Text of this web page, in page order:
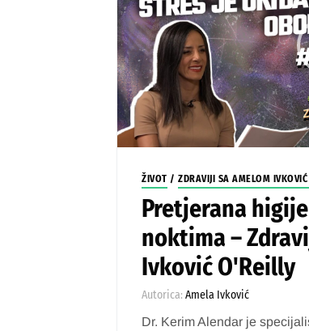
ŽIVOT /ZDRAVIJI SA AMELOM
Pretjerana
noktima –
Ivković O'Reilly
Autorica:Amela Ivković
Dr. Kerim Alendar je